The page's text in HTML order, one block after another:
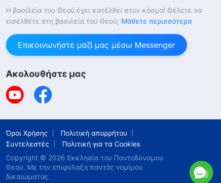
Η βασιλεία του Θεού έχει κατέλθει στον κόσμο! Θέλετε να
εισέλθετε στη βασιλεία του Θεού; Μάθετε περισσότερα
Επικοινωνήστε μαζί μας μέσω Messenger
Ακολουθήστε μας
Όροι Χρήσης
Πολιτική απορρήτου
Συντελεστές
Πολιτική για τα Cookies
Copyright © 2026 Εκκλησία του Παντοδύναμου
Θεού. Με την επιφύλαξη παντός νομίμου
δικαιώματος.